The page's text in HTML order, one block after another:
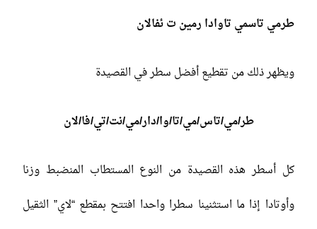
طرمي تاسمي تاوادا رمين ت ئفالان
ويظهر ذلك من تقطيع أفضل سطر في القصيدة
طر/مي/تاس/مي/تا/وا/دار/مي/نت/تي/فا/لان
كل أسطر هذه القصيدة من النوع المستطاب المنضبط وزنا
وأوتادا إذا ما استثنينا سطرا واحدا افتتح بمقطع “لاي” الثقيل